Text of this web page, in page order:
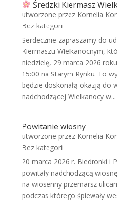
Średzki Kiermasz
utworzone przez Kornelia
Bez kategorii
Serdecznie zapraszamy do
Kiermaszu Wielkanocnym,
niedzielę, 29 marca 2026
15:00 na Starym Rynku. To
będzie doskonałą okazją do
nadchodzącej Wielkanocy w...
Powitanie wiosny
utworzone przez Kornelia
Bez kategorii
20 marca 2026 r. Biedronki i
powitały nadchodzącą wiosnę
na wiosenny przemarsz
podczas którego śpiewały